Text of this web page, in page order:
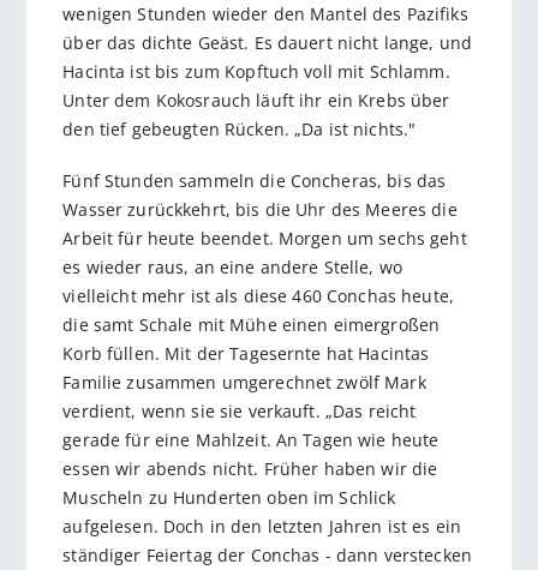
wenigen Stunden wieder den Mantel des Pazifiks
über das dichte Geäst. Es dauert nicht lange, und
Hacinta ist bis zum Kopftuch voll mit Schlamm.
Unter dem Kokosrauch läuft ihr ein Krebs über
den tief gebeugten Rücken. „Da ist nichts."
Fünf Stunden sammeln die Concheras, bis das
Wasser zurückkehrt, bis die Uhr des Meeres die
Arbeit für heute beendet. Morgen um sechs geht
es wieder raus, an eine andere Stelle, wo
vielleicht mehr ist als diese 460 Conchas heute,
die samt Schale mit Mühe einen eimergroßen
Korb füllen. Mit der Tagesernte hat Hacintas
Familie zusammen umgerechnet zwölf Mark
verdient, wenn sie sie verkauft. „Das reicht
gerade für eine Mahlzeit. An Tagen wie heute
essen wir abends nicht. Früher haben wir die
Muscheln zu Hunderten oben im Schlick
aufgelesen. Doch in den letzten Jahren ist es ein
ständiger Feiertag der Conchas - dann verstecken